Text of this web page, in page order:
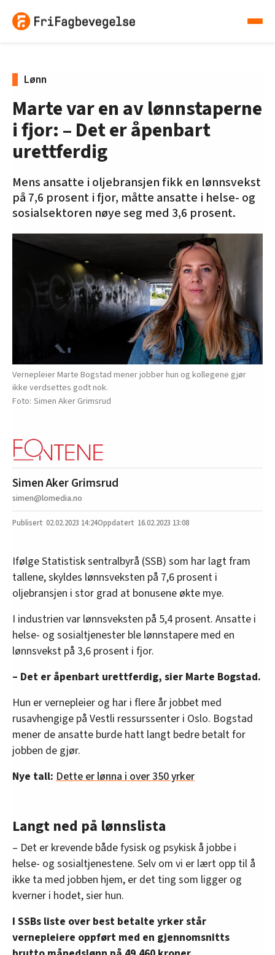
Lønn
Marte var en av lønnstaperne
i fjor: – Det er åpenbart
urettferdig
Mens ansatte i oljebransjen fikk en lønnsvekst
på 7,6 prosent i fjor, måtte ansatte i helse- og
sosialsektoren nøye seg med 3,6 prosent.
Vernepleier Marte Bogstad mener jobber hun og kollegene gjør
ikke verdsettes godt nok.
Simen Aker Grimsrud
Simen Aker Grimsrud
simen@lomedia.no
02.02.2023 14:24 16.02.2023 13:08
Ifølge Statistisk sentralbyrå (SSB) som har lagt fram
tallene, skyldes lønnsveksten på 7,6 prosent i
oljebransjen i stor grad at bonusene økte mye.
I industrien var lønnsveksten på 5,4 prosent. Ansatte i
helse- og sosialtjenester ble lønnstapere med en
lønnsvekst på 3,6 prosent i fjor.
– Det er åpenbart urettferdig, sier Marte Bogstad.
Hun er vernepleier og har i flere år jobbet med
rusavhengige på Vestli ressurssenter i Oslo. Bogstad
mener de ansatte burde hatt langt bedre betalt for
jobben de gjør.
Nye tall: Dette er lønna i over 350 yrker
Langt ned på lønnslista
– Det er krevende både fysisk og psykisk å jobbe i
helse- og sosialtjenestene. Selv om vi er lært opp til å
ikke ta med jobben hjem, er det ting som ligger og
kverner i hodet, sier hun.
I SSBs liste over best betalte yrker står
vernepleiere oppført med en gjennomsnitts